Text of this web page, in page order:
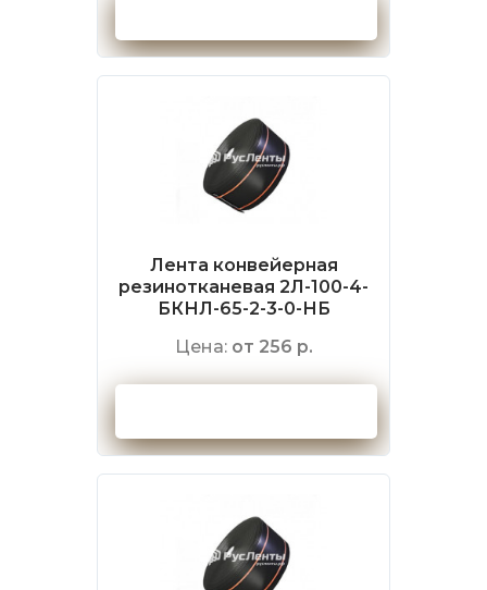
Лента конвейерная
резинотканевая 2Л-100-4-
БКНЛ-65-2-3-0-НБ
Цена: от 256 р.